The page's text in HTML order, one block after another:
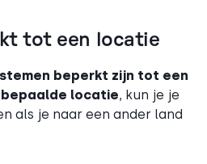
tot een locatie
beperkt zijn tot een
locatie, kun je je
als je naar een ander land